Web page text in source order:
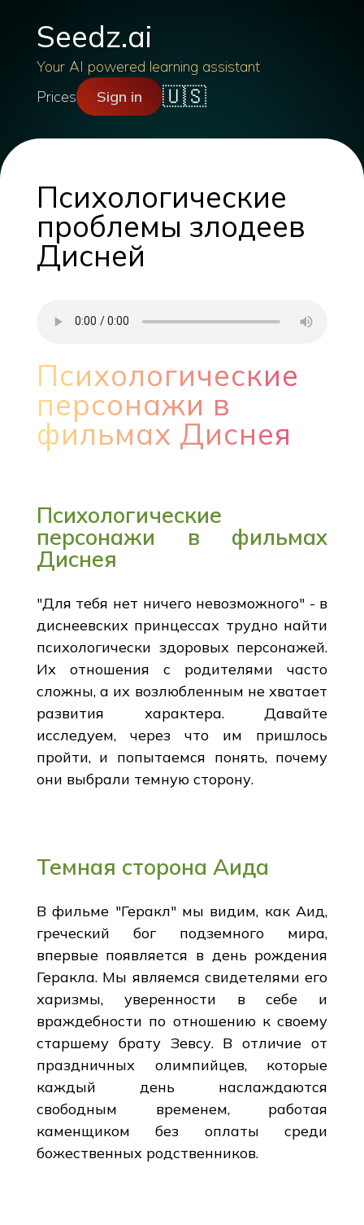
Seedz.ai
Your AI powered learning assistant
Prices
Sign in 🇺🇸
Психологические
проблемы злодеев
Дисней
Психологические
персонажи в
фильмах Диснея
Психологические
персонажи в фильмах
Диснея
"Для тебя нет ничего невозможного" - в
диснеевских принцессах трудно найти
психологически здоровых персонажей.
Их отношения с родителями часто
сложны, а их возлюбленным не хватает
развития характера. Давайте
исследуем, через что им пришлось
пройти, и попытаемся понять, почему
они выбрали темную сторону.
Темная сторона Аида
В фильме "Геракл" мы видим, как Аид,
греческий бог подземного мира,
впервые появляется в день рождения
Геракла. Мы являемся свидетелями его
харизмы, уверенности в себе и
враждебности по отношению к своему
старшему брату Зевсу. В отличие от
праздничных олимпийцев, которые
каждый день наслаждаются
свободным временем, работая
каменщиком без оплаты среди
божественных родственников.